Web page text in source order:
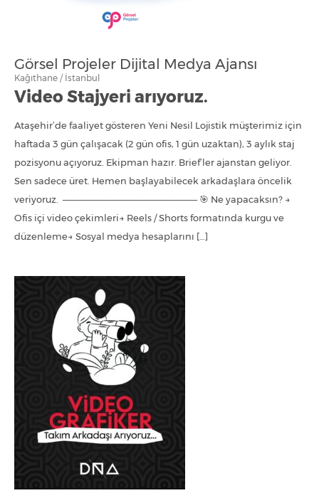
Görsel Projeler Dijital Medya Ajansı
Kağıthane / İstanbul
Video Stajyeri arıyoruz.
Ataşehir’de faaliyet gösteren Yeni Nesil Lojistik müşterimiz için
haftada 3 gün çalışacak (2 gün ofis, 1 gün uzaktan), 3 aylık staj
pozisyonu açıyoruz. Ekipman hazır. Brief’ler ajanstan geliyor.
Sen sadece üret. Hemen başlayabilecek arkadaşlara öncelik
veriyoruz. ───────────────────── 🎯 Ne yapacaksın? →
Ofis içi video çekimleri→ Reels / Shorts formatında kurgu ve
düzenleme→ Sosyal medya hesaplarını […]